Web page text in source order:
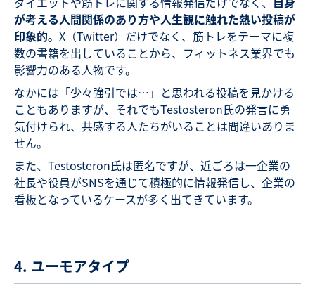
が考える人間関係のあり方や人生観に触れた熱い投稿が
印象的。 X（Twitter）だけでなく、筋トレをテーマに複
数の書籍を出していることから、フィットネス業界でも
影響力のある人物です。
なかには「少々強引では…」と思われる投稿を見かける
こともありますが、それでもTestosteron氏の発言に勇
気付けられ、共感する人たちがいることは間違いありま
せん。
また、Testosteron氏は匿名ですが、近ごろは一企業の
社長や役員がSNSを通じて積極的に情報発信し、企業の
看板となっているケースが多く出てきています。
4. ユーモアタイプ